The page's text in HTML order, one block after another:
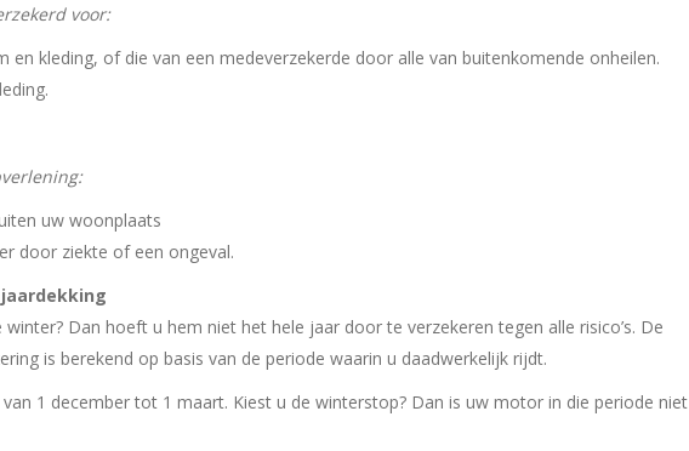
voor:
en kleding, of die van een medeverzekerde door alle van buitenkomende onheilen.
uw woonplaats
door ziekte of een ongeval.
Dan hoeft u hem niet het hele jaar door te verzekeren tegen alle risico’s. De
is berekend op basis van de periode waarin u daadwerkelijk rijdt.
1 december tot 1 maart. Kiest u de winterstop? Dan is uw motor in die periode niet